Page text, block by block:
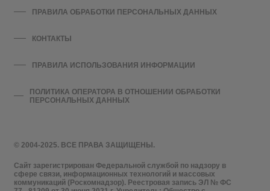
© 2004-2025. ВСЕ ПРАВА ЗАЩИЩЕНЫ.
Сайт зарегистрирован Федеральной службой по надзору в
сфере связи, информационных технологий и массовых
коммуникаций (Роскомнадзор). Реестровая запись ЭЛ № ФС
ПРАВИЛА ОБРАБОТКИ ПЕРСОНАЛЬНЫХ ДАННЫХ
КОНТАКТЫ
ПРАВИЛА ИСПОЛЬЗОВАНИЯ ИНФОРМАЦИИ
ПОЛИТИКА ОПЕРАТОРА В ОТНОШЕНИИ ОБРАБОТКИ
ПЕРСОНАЛЬНЫХ ДАННЫХ